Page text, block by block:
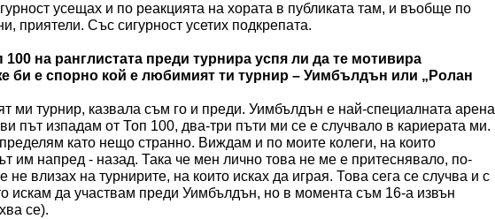
усещах и по реакцията на хората в публиката там, и въобще по
приятели. Със сигурност усетих подкрепата.
на ранглистата преди турнира успя ли да те мотивира
би е спорно кой е любимият ти турнир – Уимбълдън или „Ролан
ми турнир, казвала съм го и преди. Уимбълдън е най-специалната арена
път изпадам от Топ 100, два-три пъти ми се е случвало в кариерата ми.
като нещо странно. Виждам и по моите колеги, на които
им напред - назад. Така че мен лично това не ме е притеснявало, по-
не влизах на турнирите, на които исках да играя. Това сега се случва и с
искам да участвам преди Уимбълдън, но в момента съм 16-а извън
се).